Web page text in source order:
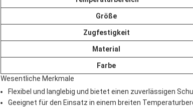
Größe
Zugfestigkeit
Material
Farbe
Wesentliche Merkmale
Flexibel und langlebig und bietet einen zuverlässigen
Geeignet für den Einsatz in einem breiten